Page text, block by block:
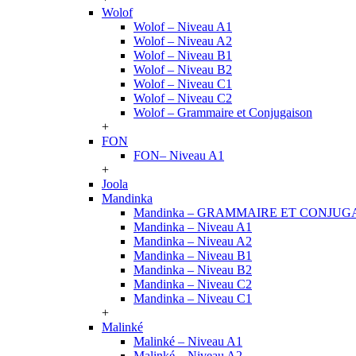
Wolof
Wolof – Niveau A1
Wolof – Niveau A2
Wolof – Niveau B1
Wolof – Niveau B2
Wolof – Niveau C1
Wolof – Niveau C2
Wolof – Grammaire et Conjugaison
+
FON
FON– Niveau A1
+
Joola
Mandinka
Mandinka – GRAMMAIRE ET
Mandinka – Niveau A1
Mandinka – Niveau A2
Mandinka – Niveau B1
Mandinka – Niveau B2
Mandinka – Niveau C2
Mandinka – Niveau C1
+
Malinké
Malinké – Niveau A1